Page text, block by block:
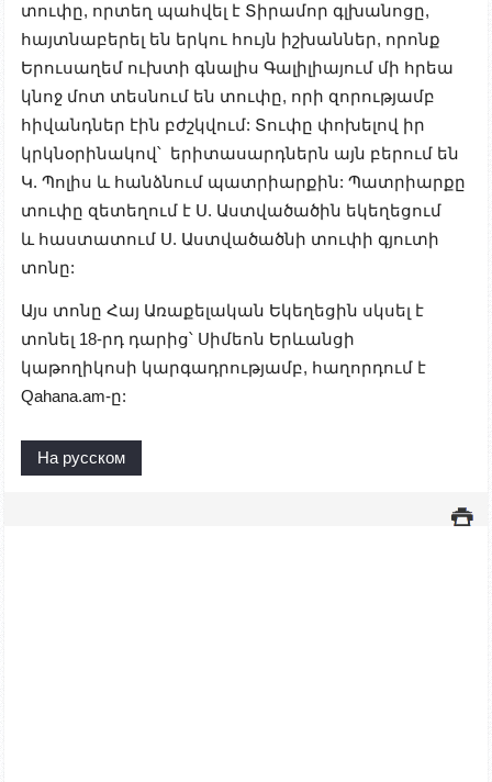
տուփը, որտեղ պահվել է Տիրամոր գլխանոցը,
հայտնաբերել են երկու հույն իշխաններ, որոնք
Երուսաղեմ ուխտի գնալիս Գալիլիայում մի հրեա
կնոջ մոտ տեսնում են տուփը, որի զորությամբ
հիվանդներ էին բժշկվում: Տուփը փոխելով իր
կրկնօրինակով՝ երիտասարդներն այն բերում են
Կ. Պոլիս և հանձնում պատրիարքին: Պատրիարքը
տուփը զետեղում է Ս. Աստվածածին եկեղեցում
և հաստատում Ս. Աստվածածնի տուփի գյուտի
տոնը:
Այս տոնը Հայ Առաքելական Եկեղեցին սկսել է
տոնել 18-րդ դարից՝ Սիմեոն Երևանցի
կաթողիկոսի կարգադրությամբ, հաղորդում է
Qahana.am-ը:
На русском